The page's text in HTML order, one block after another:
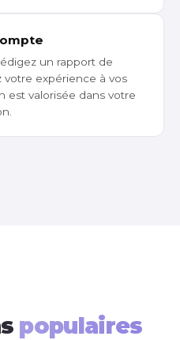
un rapport de
expérience à vos
est valorisée dans votre
populaires